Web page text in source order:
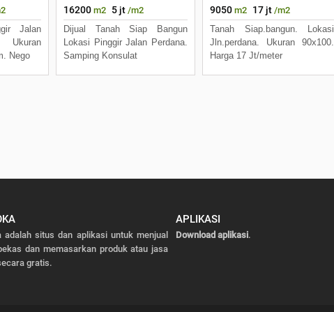
Jalan
Ukuran
Nego
16200 m2 5 jt /m2
Dijual Tanah Siap Bangun
Lokasi Pinggir Jalan Perdana.
Samping Konsulat
9050 m2 17 jt /m2
Tanah Siap.bangun. Lokasi
Jln.perdana. Ukuran 90x100.
Harga 17 Jt/meter
adalah situs dan aplikasi untuk menjual
dan memasarkan produk atau jasa
gratis.
APLIKASI
Download aplikasi.